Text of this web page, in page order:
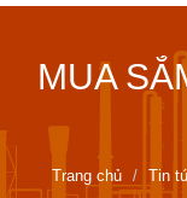
MUA
Trang chủ Tin